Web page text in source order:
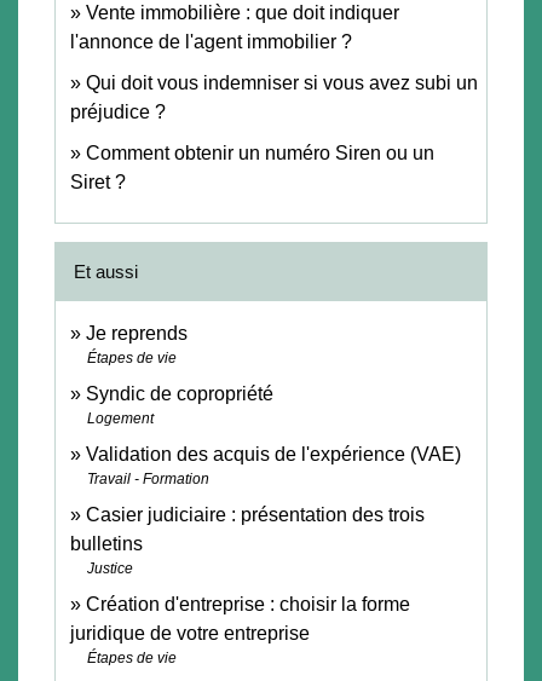
Vente immobilière : que doit indiquer
l'annonce de l'agent immobilier ?
Qui doit vous indemniser si vous avez subi un
préjudice ?
Comment obtenir un numéro Siren ou un
Siret ?
Et aussi
Je reprends
Étapes de vie
Syndic de copropriété
Logement
Validation des acquis de l'expérience (VAE)
Travail - Formation
Casier judiciaire : présentation des trois
bulletins
Justice
Création d'entreprise : choisir la forme
juridique de votre entreprise
Étapes de vie